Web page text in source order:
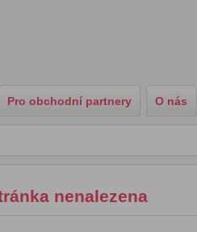
Pro obchodní partnery O nás
nenalezena